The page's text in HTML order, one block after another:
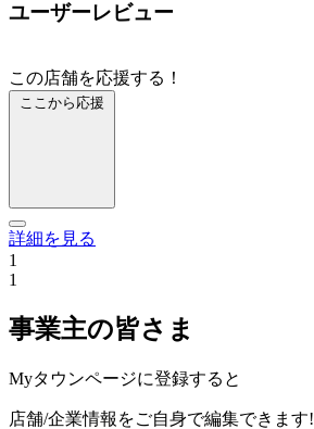
ユーザーレビュー
この店舗を応援する！
ここから応援
詳細を見る
1
1
事業主の皆さま
Myタウンページに登録すると
店舗/企業情報をご自身で編集できます!